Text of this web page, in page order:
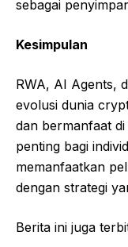
sebagai
Kesimpulan
RWA, AI Agents,
evolusi dunia
dan bermanfaat
penting bagi
memanfaatkan
dengan strategi
Berita ini juga